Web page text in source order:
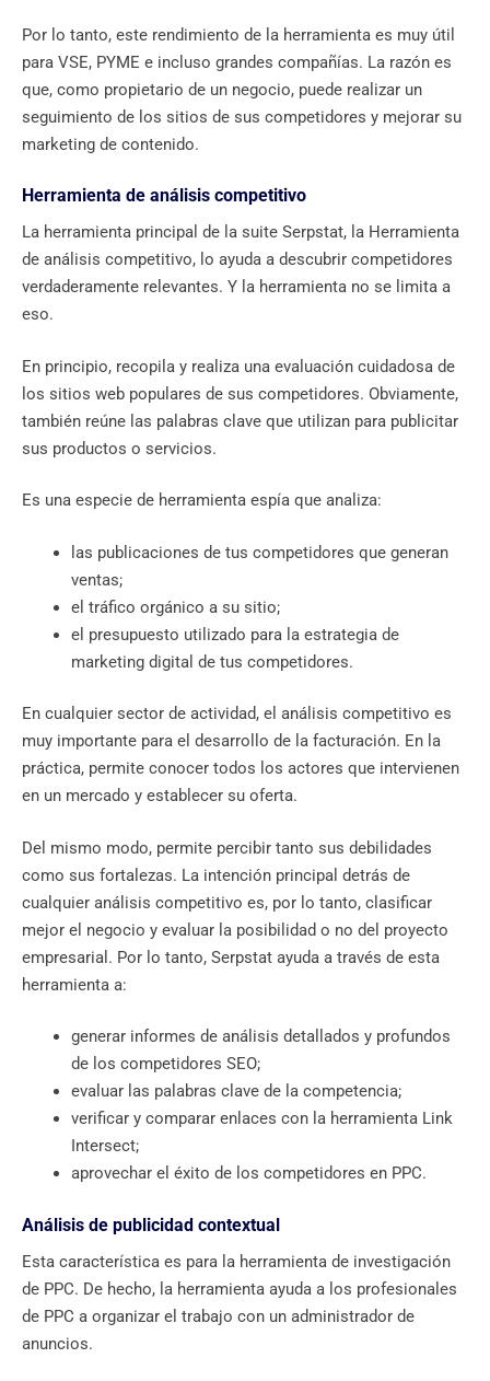
Por lo tanto, este rendimiento de la herramienta es muy útil
para VSE, PYME e incluso grandes compañías. La razón es
que, como propietario de un negocio, puede realizar un
seguimiento de los sitios de sus competidores y mejorar su
marketing de contenido.
Herramienta de análisis competitivo
La herramienta principal de la suite Serpstat, la Herramienta
de análisis competitivo, lo ayuda a descubrir competidores
verdaderamente relevantes. Y la herramienta no se limita a
eso.
En principio, recopila y realiza una evaluación cuidadosa de
los sitios web populares de sus competidores. Obviamente,
también reúne las palabras clave que utilizan para publicitar
sus productos o servicios.
Es una especie de herramienta espía que analiza:
las publicaciones de tus competidores que generan
ventas;
el tráfico orgánico a su sitio;
el presupuesto utilizado para la estrategia de
marketing digital de tus competidores.
En cualquier sector de actividad, el análisis competitivo es
muy importante para el desarrollo de la facturación. En la
práctica, permite conocer todos los actores que intervienen
en un mercado y establecer su oferta.
Del mismo modo, permite percibir tanto sus debilidades
como sus fortalezas. La intención principal detrás de
cualquier análisis competitivo es, por lo tanto, clasificar
mejor el negocio y evaluar la posibilidad o no del proyecto
empresarial. Por lo tanto, Serpstat ayuda a través de esta
herramienta a:
generar informes de análisis detallados y profundos
de los competidores SEO;
evaluar las palabras clave de la competencia;
verificar y comparar enlaces con la herramienta Link
Intersect;
aprovechar el éxito de los competidores en PPC.
Análisis de publicidad contextual
Esta característica es para la herramienta de investigación
de PPC. De hecho, la herramienta ayuda a los profesionales
de PPC a organizar el trabajo con un administrador de
anuncios.